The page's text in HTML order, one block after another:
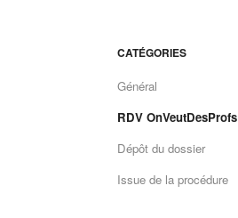
CATÉGORIES
Général
RDV OnVeutDesProfs
Dépôt du dossier
Issue de la procédure